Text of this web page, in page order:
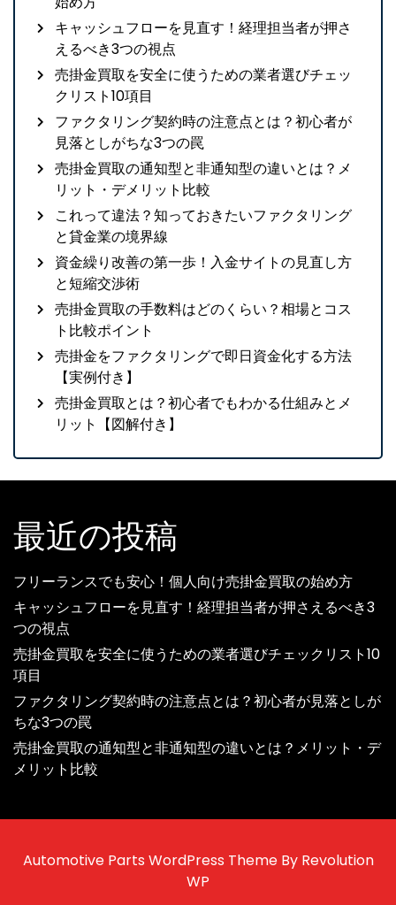
キャッシュフローを見直す！経理担当者が押さ
えるべき3つの視点
売掛金買取を安全に使うための業者選びチェッ
クリスト10項目
ファクタリング契約時の注意点とは？初心者が
見落としがちな3つの罠
売掛金買取の通知型と非通知型の違いとは？メ
リット・デメリット比較
これって違法？知っておきたいファクタリング
と貸金業の境界線
資金繰り改善の第一歩！入金サイトの見直し方
と短縮交渉術
売掛金買取の手数料はどのくらい？相場とコス
ト比較ポイント
売掛金をファクタリングで即日資金化する方法
【実例付き】
売掛金買取とは？初心者でもわかる仕組みとメ
リット【図解付き】
最近の投稿
フリーランスでも安心！個人向け売掛金買取の始め方
キャッシュフローを見直す！経理担当者が押さえるべき3
つの視点
売掛金買取を安全に使うための業者選びチェックリスト10
項目
ファクタリング契約時の注意点とは？初心者が見落としが
ちな3つの罠
売掛金買取の通知型と非通知型の違いとは？メリット・デ
メリット比較
Automotive Parts WordPress Theme By Revolution
WP